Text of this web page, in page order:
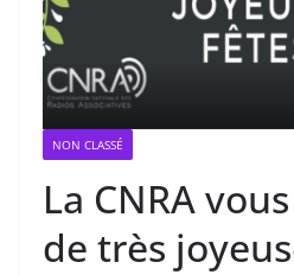
NON CLASSÉ
La CNRA
de très